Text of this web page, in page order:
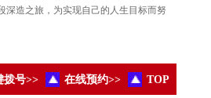
深造之旅，为实现自己的人生目标而努
TOP
在线预约>>
拨号>>